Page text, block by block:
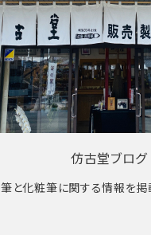
仿古堂ブログ
筆と化粧筆に関する情報を掲